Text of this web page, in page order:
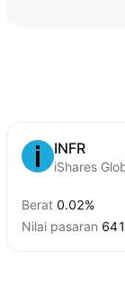
INFR
Berat 0.02%
Nilai pasaran